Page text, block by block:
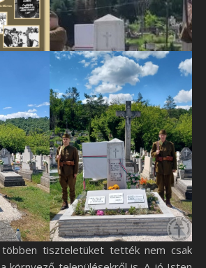
tiszteletüket tették nem csak